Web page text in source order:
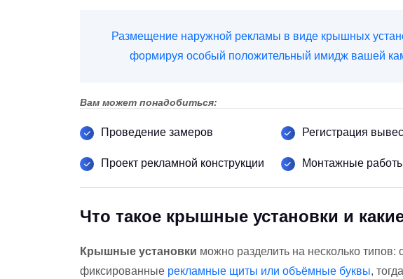
Размещение наружной рекламы в виде крышных
формируя особый положительный имидж вашей
Вам может понадобиться:
Проведение замеров
Проект рекламной конструкции
Регистрация
Монтажные
Что такое крышные установки и
Крышные установки можно разделить на несколько типов:
фиксированные рекламные щиты или объёмные буквы,